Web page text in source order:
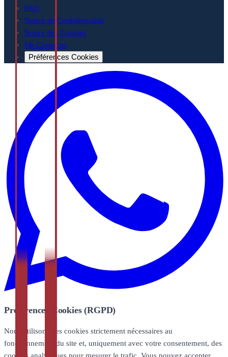
FAQ
Notice de Confidentialité
Notice des Cookies
Me Contacter
Préférences Cookies
Préférences Cookies (RGPD)
Nous utilisons des cookies strictement nécessaires au
fonctionnement du site et, uniquement avec votre consentement, des